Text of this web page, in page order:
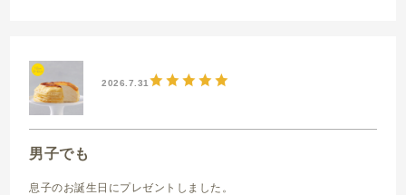
2026.7.31
男子でも
息子のお誕生日にプレゼントしました。